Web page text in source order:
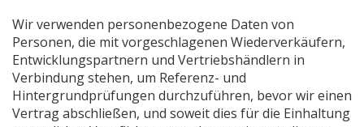
Wir verwenden personenbezogene Daten von
Personen, die mit vorgeschlagenen Wiederverkäufern,
Entwicklungspartnern und Vertriebshändlern in
Verbindung stehen, um Referenz- und
Hintergrundprüfungen durchzuführen, bevor wir einen
Vertrag abschließen, und soweit dies für die Einhaltung